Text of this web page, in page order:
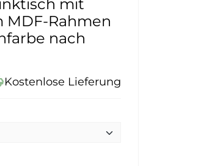
mit
Rahmen
nach
Kostenlose Lieferung